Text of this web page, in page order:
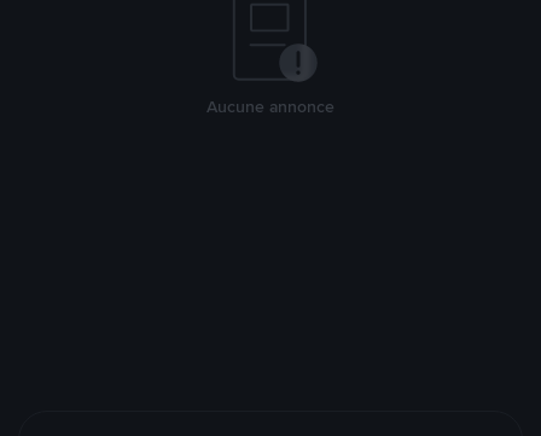
Aucune annonce